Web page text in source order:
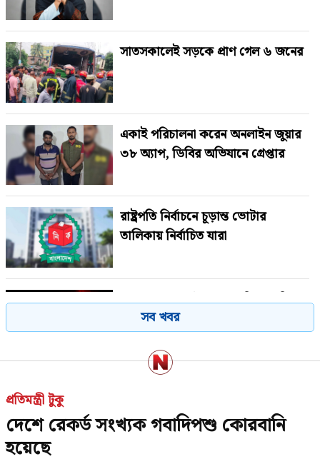
সাতসকালেই সড়কে প্রাণ গেল ৬ জনের
একাই পরিচালনা করেন অনলাইন জুয়ার
৩৮ অ্যাপ, ডিবির অভিযানে গ্রেপ্তার
রাষ্ট্রপতি নির্বাচনে চূড়ান্ত ভোটার
তালিকায় নির্বাচিত যারা
কাছ থেকে সূর্যের সবচেয়ে নিখুঁত ছবি
প্রকাশ
বাসায় অগ্নিকাণ্ডের ঘটনায় আইসিইউতে
সব খবর
প্রতিমন্ত্রী টুকু
দেশে রেকর্ড সংখ্যক গবাদিপশু কোরবানি
হয়েছে